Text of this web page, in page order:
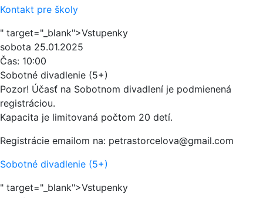
Kontakt pre školy
" target="_blank">Vstupenky
sobota 25.01.2025
Čas: 10:00
Sobotné divadlenie (5+)
Pozor! Účasť na Sobotnom divadlení je podmienená
registráciou.
Kapacita je limitovaná počtom 20 detí.
Registrácie emailom na: petrastorcelova@gmail.com
Sobotné divadlenie (5+)
" target="_blank">Vstupenky